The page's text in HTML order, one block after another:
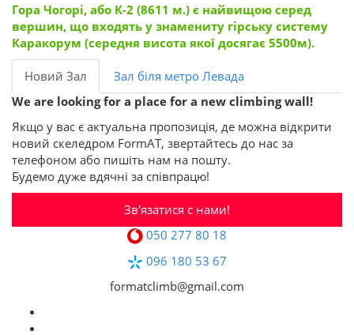
Гора Чогорі, або К-2 (8611 м.) є найвищою серед
вершин, що входять у знамениту гірську систему
Каракорум (середня висота якої досягає 5500м).
Новий Зал
Зал біля метро Левада
We are looking for a place for a new climbing wall!
Якщо у вас є актуальна пропозиція, де можна відкрити
новий скеледром FormAT, звертайтесь до нас за
телефоном або пишіть нам на пошту.
Будемо дуже вдячні за співпрацю!
Зв'язатися с нами!
050 277 80 18
096 180 53 67
formatclimb@gmail.com